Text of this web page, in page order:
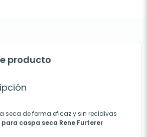
producto
seca de forma eficaz y sin recidivas
para caspa seca Rene Furterer